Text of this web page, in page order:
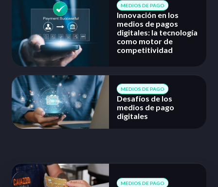
MEDIOS DE PAGO
Innovación en los
medios de pagos
digitales: la tecnología
como motor de
competitividad
MEDIOS DE PAGO
Desafíos de los
medios de pago
digitales
MEDIOS DE PAGO